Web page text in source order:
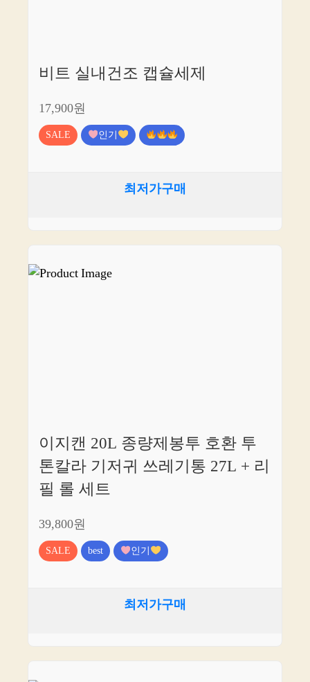
비트 실내건조 캡슐세제
17,900원
SALE 인기
최저가구매
이지캔 20L 종량제봉투 호환 투
톤칼라 기저귀 쓰레기통 27L + 리
필 롤 세트
39,800원
SALE best 인기
최저가구매